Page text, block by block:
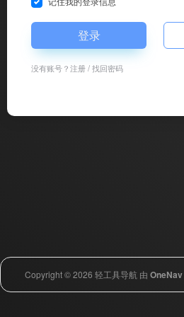
登录
没有账号？注册/找回密码
Copyright © 2026 轻工具导航 由 OneNav